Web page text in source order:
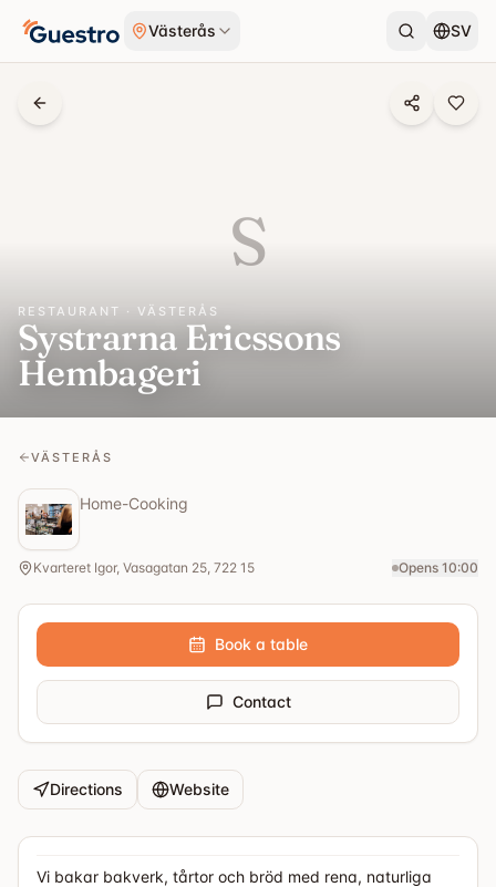
Västerås SV
S
RESTAURANT · VÄSTERÅS
Systrarna Ericssons
Hembageri
VÄSTERÅS
Home-Cooking
Kvarteret Igor, Vasagatan 25, 722 15 Opens 10:00
Book a table
Contact
Directions Website
Vi bakar bakverk, tårtor och bröd med rena, naturliga